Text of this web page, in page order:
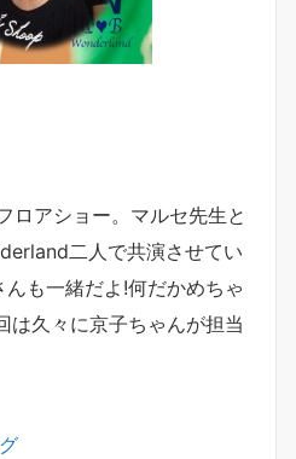
ロアショー。マルセ先生と
二人で共演させてい
んも一緒だよ !何だかめちゃ
は久々に京子ちゃんが担当